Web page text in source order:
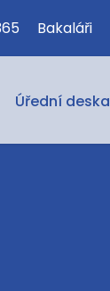
Bakaláři
Úřední deska